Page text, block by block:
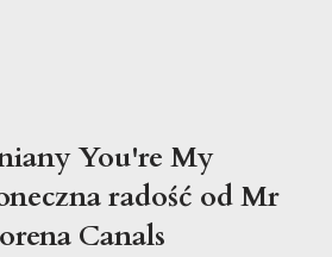
You're My
radość od Mr
Canals